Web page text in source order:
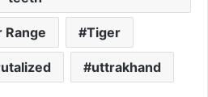
Range Tiger
uttrakhand